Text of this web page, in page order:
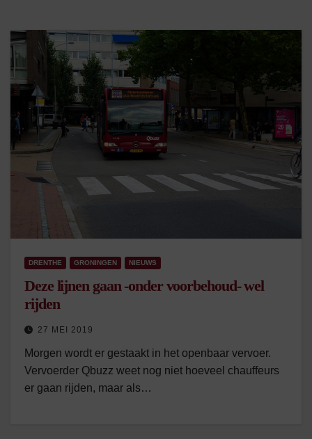
DRENTHE GRONINGEN NIEUWS
Deze lijnen gaan -onder voorbehoud- wel
rijden
27 MEI 2019
Morgen wordt er gestaakt in het openbaar vervoer.
Vervoerder Qbuzz weet nog niet hoeveel chauffeurs
er gaan rijden, maar als…